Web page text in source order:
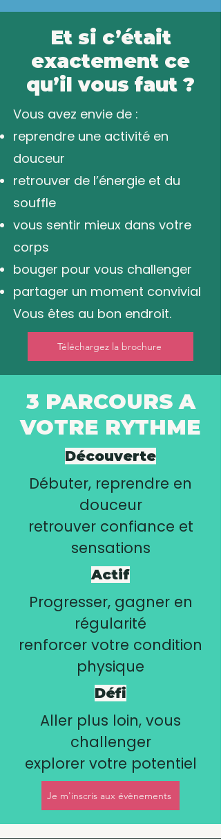
Et si c’était
exactement ce
qu’il vous faut ?
Vous avez envie de :
reprendre une activité en
douceur
retrouver de l’énergie et du
souffle
vous sentir mieux dans votre
corps
bouger pour vous challenger
partager un moment convivial
Vous êtes au bon endroit.
Téléchargez la brochure
3 PARCOURS A
VOTRE RYTHME
Découverte
Débuter, reprendre en
douceur
retrouver confiance et
sensations
Actif
Progresser, gagner en
régularité
renforcer votre condition
physique
Défi
Aller plus loin, vous
challenger
explorer votre potentiel
Je m'inscris aux évènements